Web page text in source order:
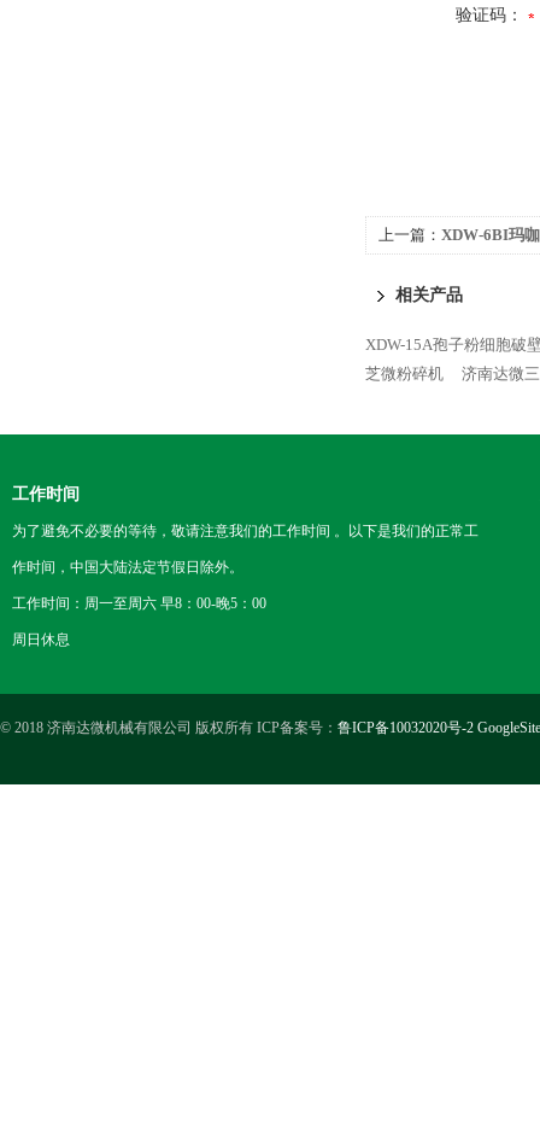
验证码：
上一篇： XDW-6BI玛
相关产品
XDW-15A孢子粉细胞破
芝微粉碎机
济南达微
工作时间
为了避免不必要的等待，敬请注意我们的工作时间 。以下是我们的正常工
作时间，中国大陆法定节假日除外。
工作时间：周一至周六 早8：00-晚5：00
周日休息
© 2018 济南达微机械有限公司 版权所有 ICP备案号： 鲁ICP备10032020号-2